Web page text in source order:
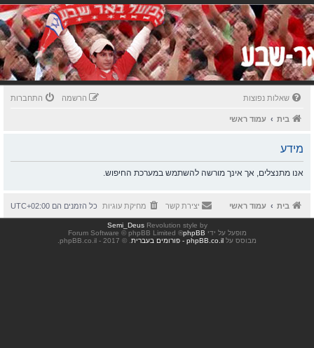
שאלות נפוצות התחברות הרשמה
בית עמוד ראשי
מידע
אנו מתנצלים, אך אינך מורשה להשתמש במערכת החיפוש.
בית עמוד ראשי כל הזמנים הם UTC+02:00 מחיקת עוגיות יצירת קשר
Revolution style by
Semi_Deus
מופעל על ידי phpBB
® Forum Software © phpBB Limited
מבוסס על phpBB.co.il - פורומים בעברית . © 2017 - phpBB.co.il.